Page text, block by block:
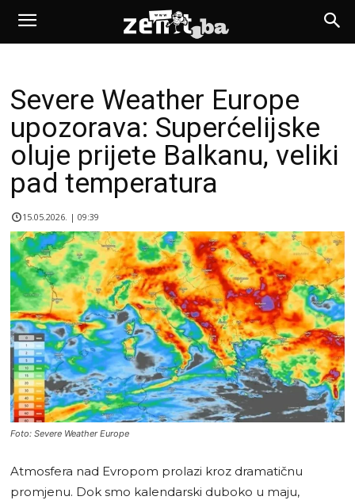
Severe Weather Europe
upozorava: Superćelijske
oluje prijete Balkanu, veliki
pad temperatura
15.05.2026. | 09:39
Foto: Severe Weather Europe
Atmosfera nad Evropom prolazi kroz dramatičnu
promjenu. Dok smo kalendarski duboko u maju,